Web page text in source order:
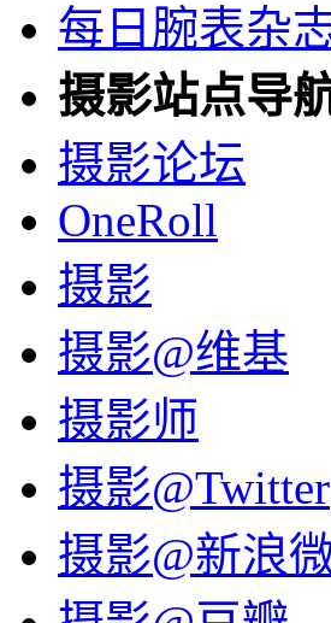
每日腕表杂
摄影站点导
摄影论坛
OneRoll
摄影
摄影@维基
摄影师
摄影@Twitter
摄影@新浪